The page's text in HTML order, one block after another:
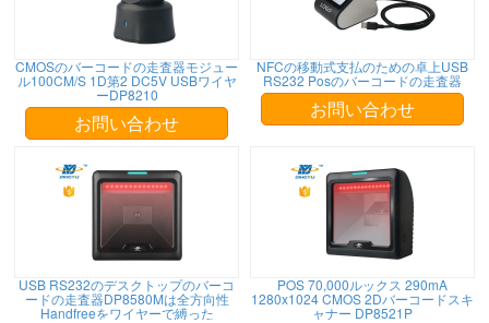
CMOSのバーコードの走査器モジュー
ル100CM/S 1D第2 DC5V USBワイヤ
ーDP8210
お問い合わせ
NFCの移動式支払のための卓上USB
RS232 Posのバーコードの走査器
お問い合わせ
USB RS232のデスクトップのバーコ
ードの走査器DP8580Mは全方向性
Handfreeをワイヤーで縛った
POS 70,000ルックス 290mA
1280x1024 CMOS 2Dバーコードスキ
ャナー DP8521P